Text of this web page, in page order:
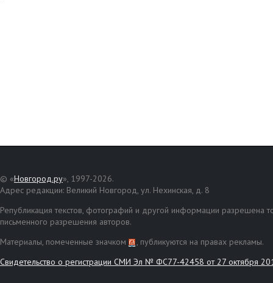
© «Новгород.ру», 1997-2026.
Адрес редакции: Великий Новгород, ул. Нехинская, д. 8
Републикация текстов, фотографий и другой информации разрешена
письменного разрешения авторов.
Материалы, помеченные значком
, публикуются на правах рекламы.
Свидетельство о регистрации СМИ Эл № ФС77-42458 от 27 октября